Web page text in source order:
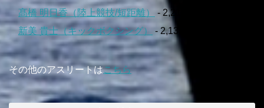
髙橋 明日香（陸上競技/短距離）
- 2,213 ビュー
新美 貴士（キックボクシング）
- 2,135 ビュー
その他のアスリートはこちら